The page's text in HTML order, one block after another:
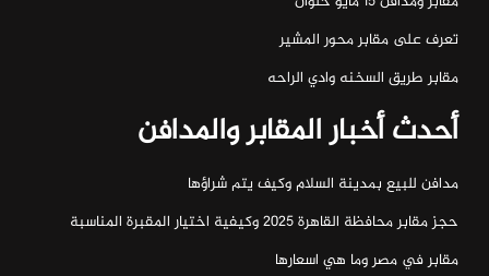
تعرف على مقابر محور المشير
مقابر طريق السخنه وادي الراحه
أحدث أخبار المقابر والمدافن
مدافن للبيع بمدينة السلام وكيف يتم شراؤها
حجز مقابر محافظة القاهرة 2025 وكيفية اختيار المقبرة المناسبة
مقابر في مصر وما هي اسعارها